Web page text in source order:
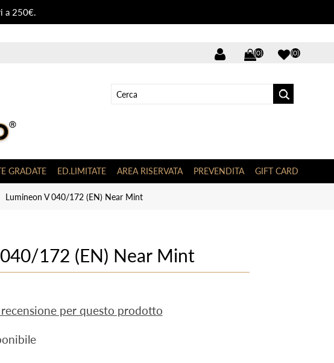
a 250€.
(0) (0)
GRADATE ED.LIMITATE AREA RISERVATA PREVENDITA GIFT CARD
Lumineon V 040/172 (EN) Near Mint
172 (EN) Near Mint
per questo prodotto